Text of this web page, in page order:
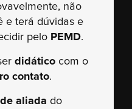
não
e terá dúvidas e
pelo PEMD.
didático com o
contato.
aliada do